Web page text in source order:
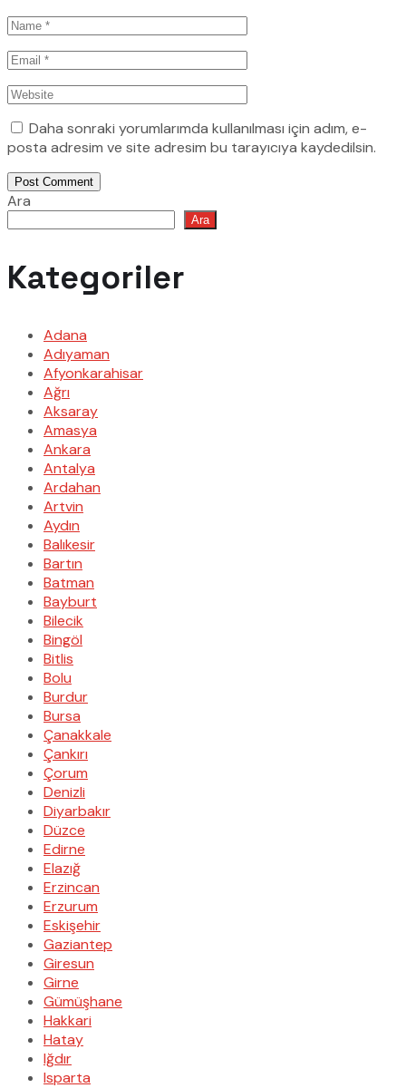
Daha sonraki yorumlarımda kullanılması için adım, e-
posta adresim ve site adresim bu tarayıcıya kaydedilsin.
Post Comment
Ara
Ara
Kategoriler
Adana
Adıyaman
Afyonkarahisar
Ağrı
Aksaray
Amasya
Ankara
Antalya
Ardahan
Artvin
Aydın
Balıkesir
Bartın
Batman
Bayburt
Bilecik
Bingöl
Bitlis
Bolu
Burdur
Bursa
Çanakkale
Çankırı
Çorum
Denizli
Diyarbakır
Düzce
Edirne
Elazığ
Erzincan
Erzurum
Eskişehir
Gaziantep
Giresun
Girne
Gümüşhane
Hakkari
Hatay
Iğdır
Isparta